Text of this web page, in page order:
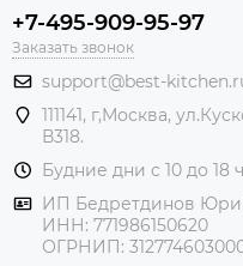
+7-495-909-95-97
Заказать звонок
support@best-
111141, г,Москва,
В318.
Будние дни с 10 до 18
ИП Бедретдинов
ИНН: 771986150620
ОГРНИП: